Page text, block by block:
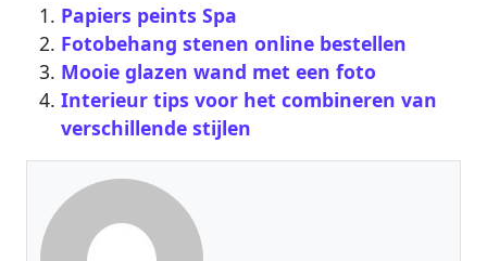
Papiers peints Spa
Fotobehang stenen online bestellen
Mooie glazen wand met een foto
Interieur tips voor het combineren van
verschillende stijlen